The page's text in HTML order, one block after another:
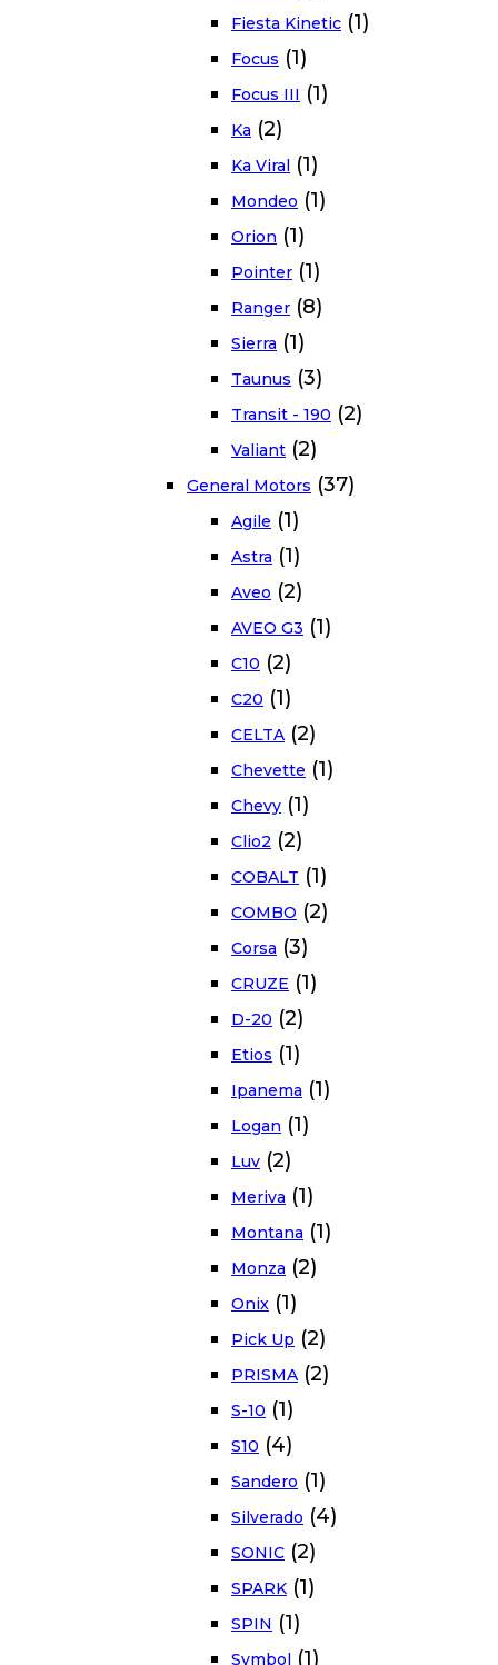
Fiesta Kinetic (1)
Focus (1)
Focus III (1)
Ka (2)
Ka Viral (1)
Mondeo (1)
Orion (1)
Pointer (1)
Ranger (8)
Sierra (1)
Taunus (3)
Transit - 190 (2)
Valiant (2)
General Motors (37)
Agile (1)
Astra (1)
Aveo (2)
AVEO G3 (1)
C10 (2)
C20 (1)
CELTA (2)
Chevette (1)
Chevy (1)
Clio2 (2)
COBALT (1)
COMBO (2)
Corsa (3)
CRUZE (1)
D-20 (2)
Etios (1)
Ipanema (1)
Logan (1)
Luv (2)
Meriva (1)
Montana (1)
Monza (2)
Onix (1)
Pick Up (2)
PRISMA (2)
S-10 (1)
S10 (4)
Sandero (1)
Silverado (4)
SONIC (2)
SPARK (1)
SPIN (1)
Symbol (1)